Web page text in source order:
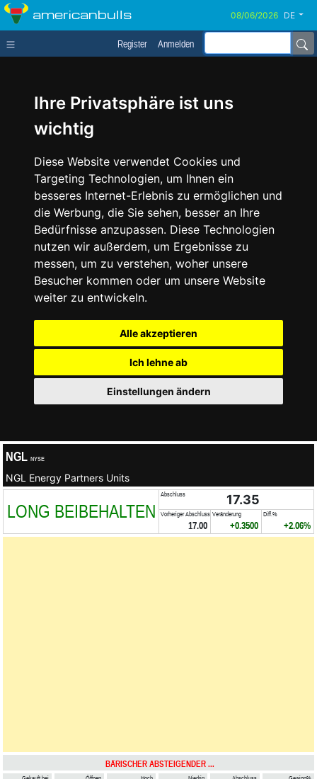
Ihre Privatsphäre ist uns
wichtig
Diese Website verwendet Cookies und
Targeting Technologien, um Ihnen ein
besseres Internet-Erlebnis zu ermöglichen und
die Werbung, die Sie sehen, besser an Ihre
Bedürfnisse anzupassen. Diese Technologien
nutzen wir außerdem, um Ergebnisse zu
messen, um zu verstehen, woher unsere
Besucher kommen oder um unsere Website
weiter zu entwickeln.
Alle akzeptieren
Ich lehne ab
Einstellungen ändern
americanbulls DE
Register Anmelden
NGL NYSE
NGL Energy Partners Units
LONG BEIBEHALTEN
Abschluss 17.35
Vorheriger Abschluss
17.00
Veränderung
+0.3500
Diff.%
+2.06%
BÄRISCHER ABSTEIGENDER ...